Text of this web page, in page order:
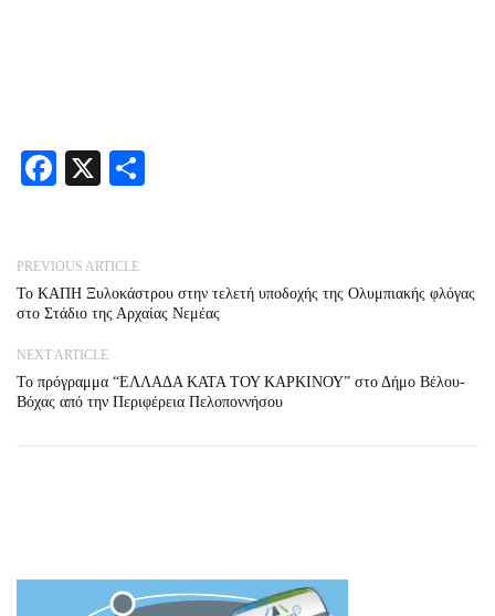
Facebook
X
PREVIOUS ARTICLE
Το ΚΑΠΗ Ξυλοκάστρου στην τελετή υποδοχής της Ολυμπιακής φλόγας
στο Στάδιο της Αρχαίας Νεμέας
NEXT ARTICLE
Το πρόγραμμα “ΕΛΛΑΔΑ ΚΑΤΑ ΤΟΥ ΚΑΡΚΙΝΟΥ” στο Δήμο Βέλου-
Βόχας από την Περιφέρεια Πελοποννήσου